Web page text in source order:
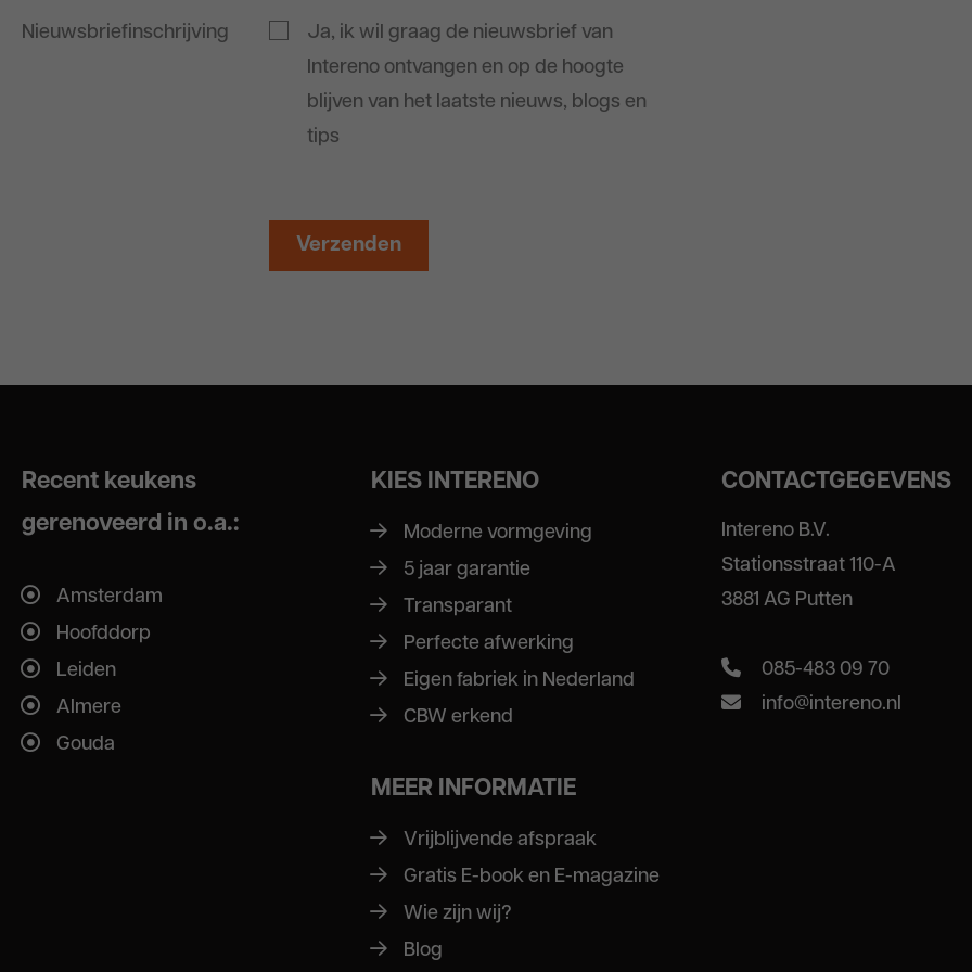
Nieuwsbriefinschrijving
Ja, ik wil graag de nieuwsbrief van
Intereno ontvangen en op de hoogte
blijven van het laatste nieuws, blogs en
tips
Recent keukens
gerenoveerd in o.a.:
Amsterdam
Hoofddorp
Leiden
Almere
Gouda
KIES INTERENO
Moderne vormgeving
5 jaar garantie
Transparant
Perfecte afwerking
Eigen fabriek in Nederland
CBW erkend
MEER INFORMATIE
Vrijblijvende afspraak
Gratis E-book en E-magazine
Wie zijn wij?
Blog
CONTACTGEGEVENS
Intereno B.V.
Stationsstraat 110-A
3881 AG Putten
085-483 09 70
info@intereno.nl